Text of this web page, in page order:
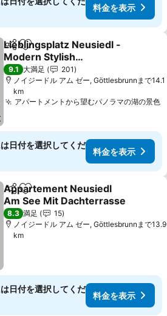
料金を表示
シェアお気に入りに追加
Lieblingsplatz Neusiedl -
Modern Stylish
Apartments - Free
Parking Burgenland Card
- 10 min to Designer
Outlet Parndorf and Lake
料金を表示
9.1 大満足
201
ノイジードル アム ゼー, Göttlesbrunnまで14.1
km
アパートメントから望むパノラマの湖の景色
日付を選択してくだ
料金を表示
シェアお気に入りに追加
Appartement Neusiedl
Am See Mit Dachterrasse
料金を表示
8.3 満足
15
ノイジードル アム ゼー, Göttlesbrunnまで13.9
km
日付を選択してくだ
料金を表示